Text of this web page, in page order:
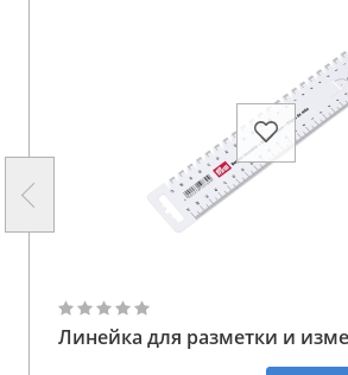
Линейка для разметки и